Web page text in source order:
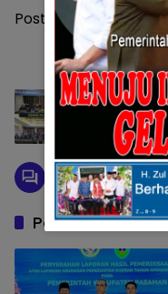
Post Views: 211
Lakukan
Pemerintah
Rumuskan
Mengatasi
Pos Terkait